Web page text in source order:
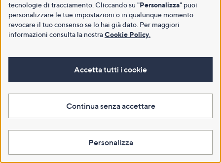
tecnologie di tracciamento. Cliccando su "Personalizza" puoi
personalizzare le tue impostazioni o in qualunque momento
revocare il tuo consenso se lo hai già dato. Per maggiori
informazioni consulta la nostraCookie Policy
Accetta tutti i cookie
Continua senza accettare
Personalizza